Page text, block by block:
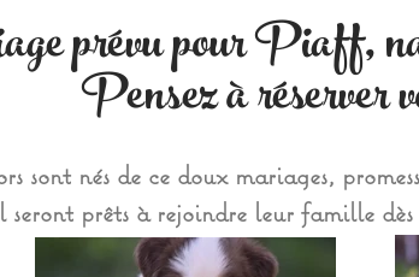
prévu pour Piaff,
Pensez à réserver
sont nés de ce doux mariages,
prêts à rejoindre leur famille